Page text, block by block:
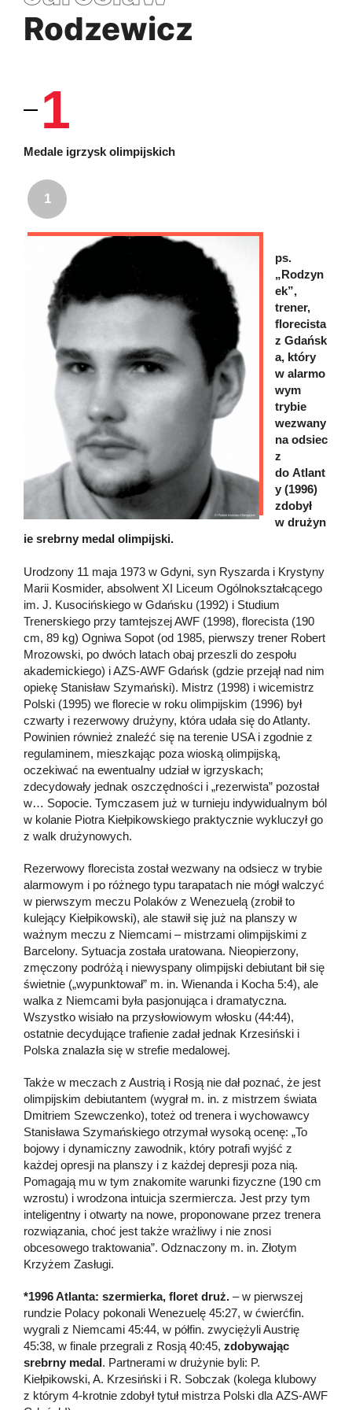
Rodzewicz
1
Medale igrzysk olimpijskich
1
ps.
„Rodzyn
ek”,
trener,
florecista
z Gdańsk
a, który
w alarmo
wym
trybie
wezwany
na odsiec
z
do Atlant
y (1996)
zdobył
w drużyn
ie srebrny medal olimpijski.
Urodzony 11 maja 1973 w Gdyni, syn Ryszarda i Krystyny
Marii Kosmider, absolwent XI Liceum Ogólnokształcącego
im. J. Kusocińskiego w Gdańsku (1992) i Studium
Trenerskiego przy tamtejszej AWF (1998), florecista (190
cm, 89 kg) Ogniwa Sopot (od 1985, pierwszy trener Robert
Mrozowski, po dwóch latach obaj przeszli do zespołu
akademickiego) i AZS-AWF Gdańsk (gdzie przejął nad nim
opiekę Stanisław Szymański). Mistrz (1998) i wicemistrz
Polski (1995) we florecie w roku olimpijskim (1996) był
czwarty i rezerwowy drużyny, która udała się do Atlanty.
Powinien również znaleźć się na terenie USA i zgodnie z
regulaminem, mieszkając poza wioską olimpijską,
oczekiwać na ewentualny udział w igrzyskach;
zdecydowały jednak oszczędności i „rezerwista” pozostał
w… Sopocie. Tymczasem już w turnieju indywidualnym ból
w kolanie Piotra Kiełpikowskiego praktycznie wykluczył go
z walk drużynowych.
Rezerwowy florecista został wezwany na odsiecz w trybie
alarmowym i po różnego typu tarapatach nie mógł walczyć
w pierwszym meczu Polaków z Wenezuelą (zrobił to
kulejący Kiełpikowski), ale stawił się już na planszy w
ważnym meczu z Niemcami – mistrzami olimpijskimi z
Barcelony. Sytuacja została uratowana. Nieopierzony,
zmęczony podróżą i niewyspany olimpijski debiutant bił się
świetnie („wypunktował” m. in. Wienanda i Kocha 5:4), ale
walka z Niemcami była pasjonująca i dramatyczna.
Wszystko wisiało na przysłowiowym włosku (44:44),
ostatnie decydujące trafienie zadał jednak Krzesiński i
Polska znalazła się w strefie medalowej.
Także w meczach z Austrią i Rosją nie dał poznać, że jest
olimpijskim debiutantem (wygrał m. in. z mistrzem świata
Dmitriem Szewczenko), toteż od trenera i wychowawcy
Stanisława Szymańskiego otrzymał wysoką ocenę: „To
bojowy i dynamiczny zawodnik, który potrafi wyjść z
każdej opresji na planszy i z każdej depresji poza nią.
Pomagają mu w tym znakomite warunki fizyczne (190 cm
wzrostu) i wrodzona intuicja szermiercza. Jest przy tym
inteligentny i otwarty na nowe, proponowane przez trenera
rozwiązania, choć jest także wrażliwy i nie znosi
obcesowego traktowania”. Odznaczony m. in. Złotym
Krzyżem Zasługi.
*1996 Atlanta: szermierka, floret druż. – w pierwszej
rundzie Polacy pokonali Wenezuelę 45:27, w ćwierćfin.
wygrali z Niemcami 45:44, w półfin. zwyciężyli Austrię
45:38, w finale przegrali z Rosją 40:45, zdobywając
srebrny medal. Partnerami w drużynie byli: P.
Kiełpikowski, A. Krzesiński i R. Sobczak (kolega klubowy
z którym 4-krotnie zdobył tytuł mistrza Polski dla AZS-AWF